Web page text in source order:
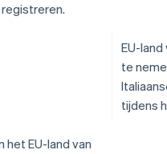
EU-
te
tijdens
EU-land van